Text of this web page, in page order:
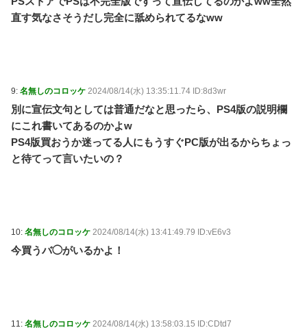
直す気なさそうだし完全に舐められてるなww
9: 名無しのコロッケ 2024/08/14(水) 13:35:11.74 ID:8d3wr
別に宣伝文句としては普通だなと思ったら、PS4版の説明欄
にこれ書いてあるのかよw
PS4版買おうか迷ってる人にもうすぐPC版が出るからちょっ
と待てって言いたいの？
10: 名無しのコロッケ 2024/08/14(水) 13:41:49.79 ID:vE6v3
今買うバ◯がいるかよ！
11: 名無しのコロッケ 2024/08/14(水) 13:58:03.15 ID:CDtd7